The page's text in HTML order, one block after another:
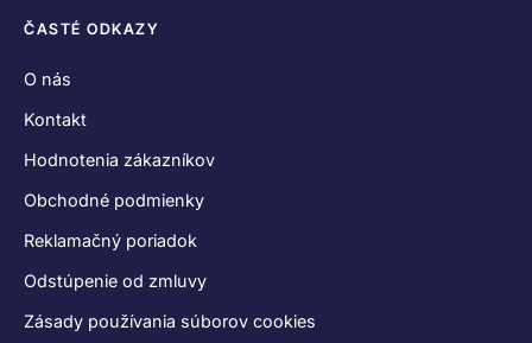
ČASTÉ ODKAZY
O nás
Kontakt
Hodnotenia zákazníkov
Obchodné podmienky
Reklamačný poriadok
Odstúpenie od zmluvy
Zásady používania súborov cookies